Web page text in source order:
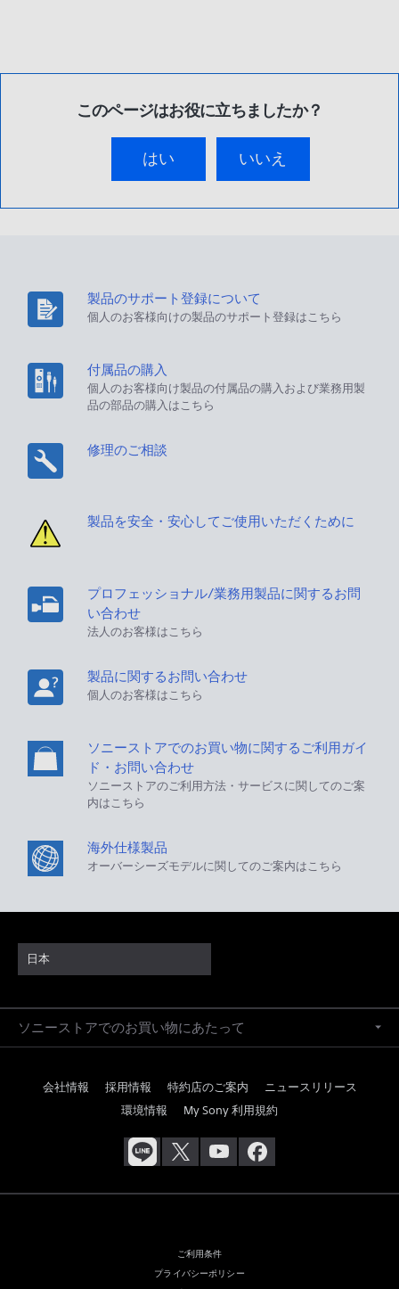
このページはお役に立ちましたか？
はい いいえ
製品のサポート登録について
個人のお客様向けの製品のサポート登録はこちら
付属品の購入
個人のお客様向け製品の付属品の購入および業務用製
品の部品の購入はこちら
修理のご相談
製品を安全・安心してご使用いただくために
プロフェッショナル/業務用製品に関するお問
い合わせ
法人のお客様はこちら
製品に関するお問い合わせ
個人のお客様はこちら
ソニーストアでのお買い物に関するご利用ガイ
ド・お問い合わせ
ソニーストアのご利用方法・サービスに関してのご案
内はこちら
海外仕様製品
オーバーシーズモデルに関してのご案内はこちら
日本
ソニーストアでのお買い物にあたって
会社情報 採用情報 特約店のご案内
ニュースリリース
環境情報
My Sony 利用規約
ご利用条件
プライバシーポリシー